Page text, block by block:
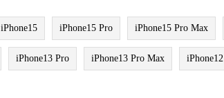
iPhone15 iPhone15 Pro iPhone15 Pro Max
iPhone13 Pro iPhone13 Pro Max iPhone12